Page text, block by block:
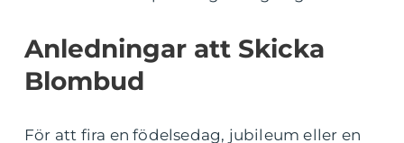
Anledningar att Skicka
Blombud
För att fira en födelsedag, jubileum eller en